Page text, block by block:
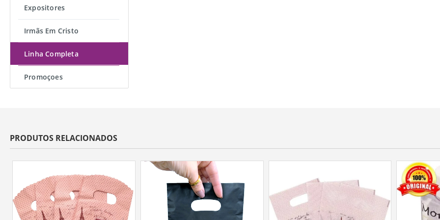
Expositores
Irmãs Em Cristo
Linha Completa
Promoçoes
PRODUTOS RELACIONADOS